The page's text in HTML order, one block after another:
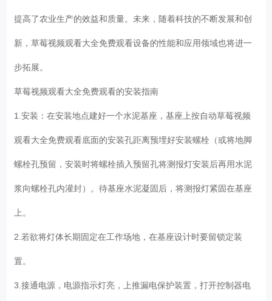
提高了农业生产的效益和质量。未来，随着科技的不断发展和创
新，草莓视频观看大全免费观看设备的性能和应用领域也将进一
步拓展。
草莓视频观看大全免费观看的安装指南
1.安装：在安装地点建好一个水泥基座，基座上按自动草莓视频
观看大全免费观看底面的安装孔距离预埋好安装螺栓（或将地脚
螺栓孔预留，安装时将螺栓插入预留孔将测报灯安装后再用水泥
浆向螺栓孔内灌封）。待基座水泥凝固后，将测报灯紧固在基座
上。
2.若欲将灯体长期固定在工作场地，在基座设计时要留锁定装
置。
3.接通电源，电源指示灯亮，上推漏电保护装置，打开控制器电